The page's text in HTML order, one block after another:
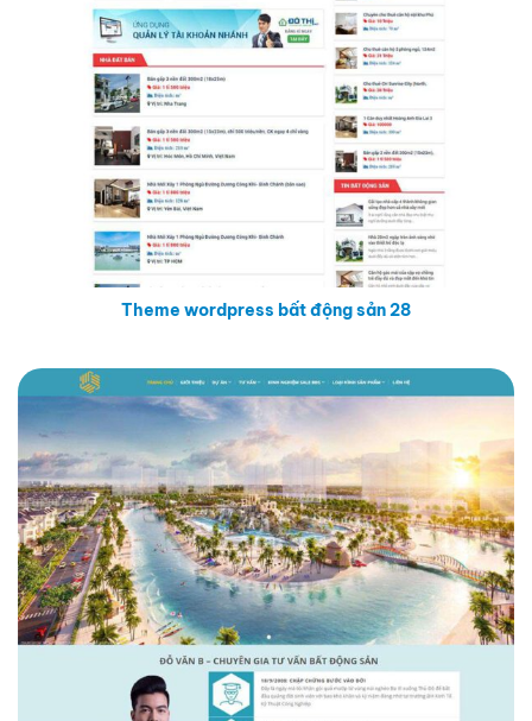
Theme wordpress bất động sản 28